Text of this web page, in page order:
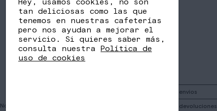
SHARE FB TW
más
Política de envios
Política de devoluciones
Hey, usamos cookies, no son
tan deliciosas como las que
tenemos en nuestras cafeterías
pero nos ayudan a mejorar el
servicio. Si quieres saber más,
consulta nuestra Política de
uso de cookies